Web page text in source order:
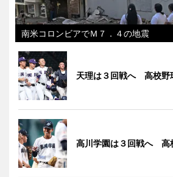
南米コロンビアでＭ７．４の地震
天理は３回戦へ 高校野
高川学園は３回戦へ 高